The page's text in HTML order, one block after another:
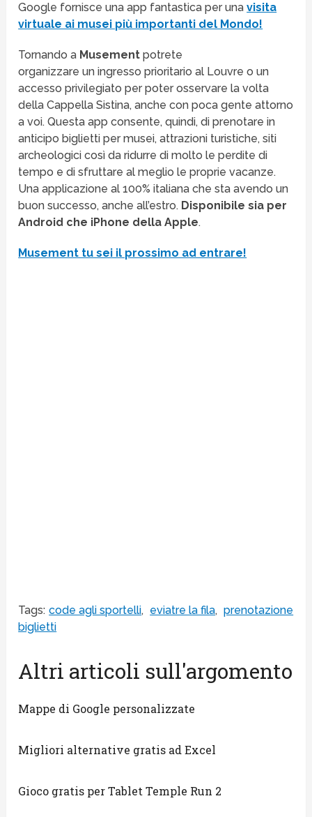
Google fornisce una app fantastica per unavisita
virtuale ai musei più importanti del Mondo!
Tornando a Musementpotrete
organizzare un ingresso prioritario al Louvre o un
accesso privilegiato per poter osservare la volta
della Cappella Sistina, anche con poca gente attorno
a voi. Questa app consente, quindi, di prenotare in
anticipo biglietti per musei, attrazioni turistiche, siti
archeologici così da ridurre di molto le perdite di
tempo e di sfruttare al meglio le proprie vacanze.
Una applicazione al 100% italiana che sta avendo un
buon successo, anche all’estro. Disponibile sia per
Android che iPhone della Apple.
Musement tu sei il prossimo ad entrare!
Tags: code agli sportelli, eviatre la fila, prenotazione
biglietti
Altri articoli sull'argomento
Mappe di Google personalizzate
Migliori alternative gratis ad Excel
Gioco gratis per Tablet Temple Run 2